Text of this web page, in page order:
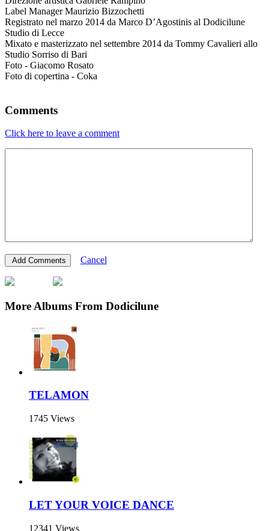
Label Manager Maurizio Bizzochetti
Registrato nel marzo 2014 da Marco D’Agostinis al Dodicilune
Studio di Lecce
Mixato e masterizzato nel settembre 2014 da Tommy Cavalieri allo
Studio Sorriso di Bari
Foto - Giacomo Rosato
Foto di copertina - Coka
Comments
Click here to leave a comment
Cancel
More Albums From Dodicilune
TELAMON
1745 Views
LET YOUR VOICE DANCE
12341 Views